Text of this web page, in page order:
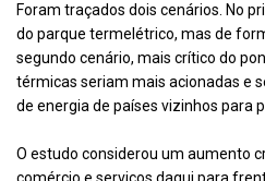
Foram traçados dois cenários. No
do parque termelétrico, mas de
segundo cenário, mais crítico do
térmicas seriam mais acionadas e
de energia de países vizinhos para
O estudo considerou um aumento